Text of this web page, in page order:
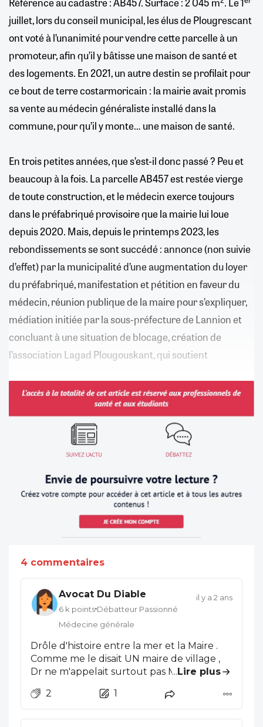
juillet, lors du conseil municipal, les élus de Plougrescant
ont voté à l’unanimité pour vendre cette parcelle à un
promoteur, afin qu’il y bâtisse une maison de santé et
des logements. En 2021, un autre destin se profilait pour
ce bout de terre costarmoricain : la mairie avait promis
sa vente au médecin généraliste installé dans la
commune, pour qu’il y monte… une maison de santé.
En trois petites années, que s’est-il donc passé ? Peu et
beaucoup à la fois. La parcelle AB457 est restée vierge
de toute construction, et le médecin exerce toujours
dans le préfabriqué provisoire que la mairie lui loue
depuis 2020. Mais, depuis le printemps 2023, les
rebondissements se sont succédé : annonce (non suivie
d’effet) par la municipalité d’une augmentation du loyer
du préfabriqué, manifestation et pétition en faveur du
médecin, réunion publique de la maire pour s’expliquer,
médiation initiée par la sous-préfecture de Lannion et
concluant à une situation de blocage, création de
l’association Lagad Plougouskant, qui soutient
4 commentaires
Avocat Du Diable
6 k points Débatteur Passionné
Médecine générale
il y a 2 ans
Drôle d'histoire entre la mer et la Maire .
Comme me le disait UN maire de village ,
Dr ne m'appelait surtout pas Madame la
langue de Molière ? Être Maire est une
fonction , n'est il pas plus mignon de dire
... Lire plus
2
1